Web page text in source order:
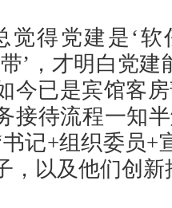
觉得党建是‘
’，才明白党
今已是宾馆客
接待流程一知
记+组织委员+
，以及他们创